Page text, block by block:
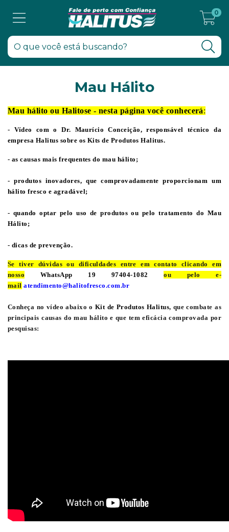
0
Mau Hálito
Mau hálito ou Halitose - nesta página você conhecerá:
- Vídeo com o Dr. Maurício Conceição, responsável técnico da
empresa Halitus sobre os Kits de Produtos Halitus.
- as causas mais frequentes do mau hálito;
-produtos inovadores, que comprovadamente proporcionam um
hálito fresco e agradável;
- quando optar pelo uso de produtos ou pelo tratamento do Mau
Hálito;
- dicas de prevenção.
Se tiver dúvidas ou dificuldades entre em contato clicando em
nosso
WhatsApp 19 97404-1082
ou pelo e-
mail atendimento@halitofresco.com.br
Conheça no vídeo abaixo oKit de Produtos Halitus, que combate as
principais causas do mau hálito e que tem eficácia comprovada por
pesquisas: